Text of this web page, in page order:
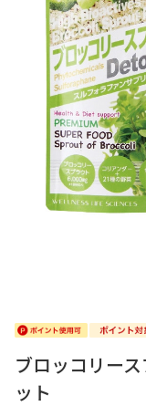
ブロッコリー
ット